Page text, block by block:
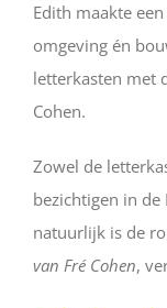
Edith maakte
omgeving én
letterkasten met
Cohen.
Zowel de
bezichtigen in de
natuurlijk is de
van Fré Cohen,